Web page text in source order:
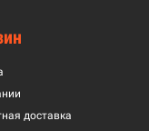
доставка